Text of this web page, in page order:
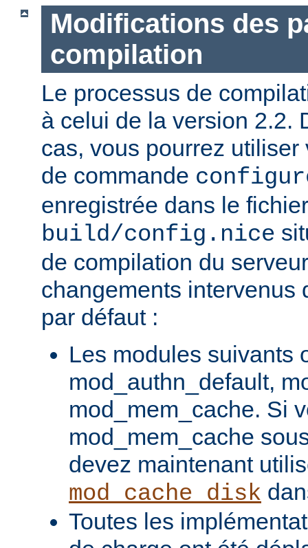
Modifications des
compilation
Le processus de
à celui de la version 2.2.
cas, vous pourrez
de commande
enregistrée dans le fichier
build/config.nice
de compilation du
changements intervenus
par défaut :
Les modules suivants
mod_authn_default,
mod_mem_cache. Si
mod_mem_cache
devez maintenant
mod_cache_disk
Toutes les